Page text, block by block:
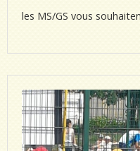
les MS/GS vous